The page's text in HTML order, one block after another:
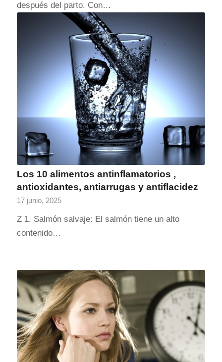
después del parto. Con…
Los 10 alimentos antinflamatorios ,
antioxidantes, antiarrugas y antiflacidez
17 junio, 2025
Z 1. Salmón salvaje: El salmón tiene un alto
contenido…